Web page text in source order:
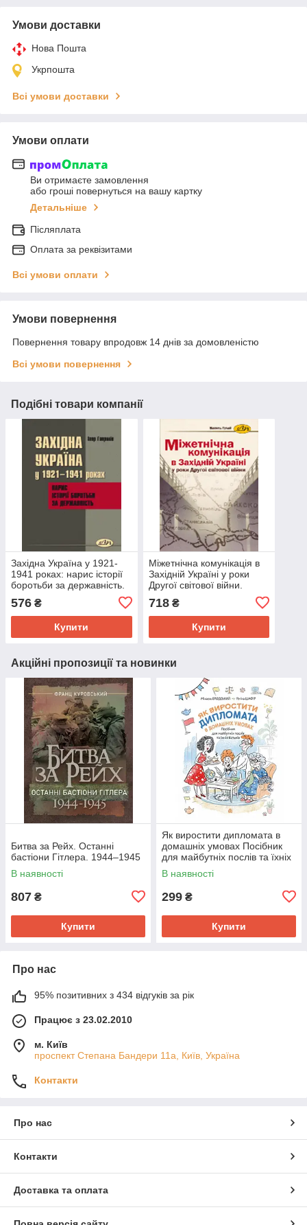
Умови доставки
Нова Пошта
Укрпошта
Всі умови доставки
Умови оплати
Ви отримаєте замовлення
або гроші повернуться на вашу картку
Детальніше
Післяплата
Оплата за реквізитами
Всі умови оплати
Умови повернення
Повернення товару впродовж 14 днів за домовленістю
Всі умови повернення
Подібні товари компанії
Західна Україна у 1921-
1941 роках: нарис історії
боротьби за державність.
576 ₴
Купити
Міжетнічна комунікація в
Західній Україні у роки
Другої світової війни.
718₴
Купити
Акційні пропозиції та новинки
Битва за Рейх. Останні
бастіони Гітлера. 1944–1945
В наявності
807 ₴
Купити
Як виростити дипломата в
домашніх умовах Посібник
для майбутніх послів та їхніх
батьків
В наявності
299 ₴
Купити
Про нас
95% позитивних з 434 відгуків за рік
Працює з 23.02.2010
м. Київ
проспект Степана Бандери 11а, Київ, Україна
Контакти
Про нас
Контакти
Доставка та оплата